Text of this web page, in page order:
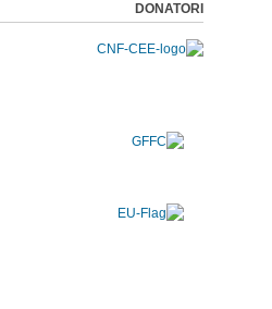
DONATORI